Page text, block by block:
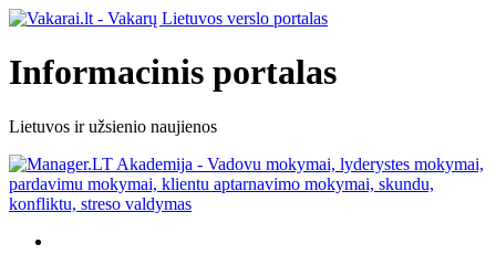
Informacinis portalas
Lietuvos ir užsienio naujienos